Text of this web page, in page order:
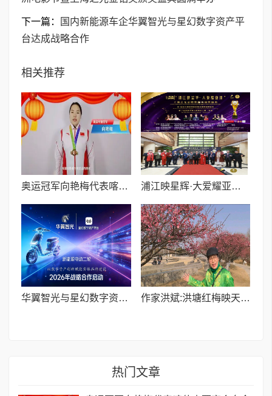
下一篇：
国内新能源车企华翼智光与星幻数字资产平
台达成战略合作
相关推荐
奥运冠军向艳梅代表喀什山西商会向全球晋商送马年祝福诚邀投资喀什 浦江映星辉·大爱耀亚洲——第七届洛杉矶亚洲电影节暨上海之光金钻奖颁奖盛典圆满举办
华翼智光与星幻数字资产平台达成战略合作 以数字资产创新赋能实体品牌建设 作家洪斌:洪塘红梅映天红,甬城春日展新容
热门文章